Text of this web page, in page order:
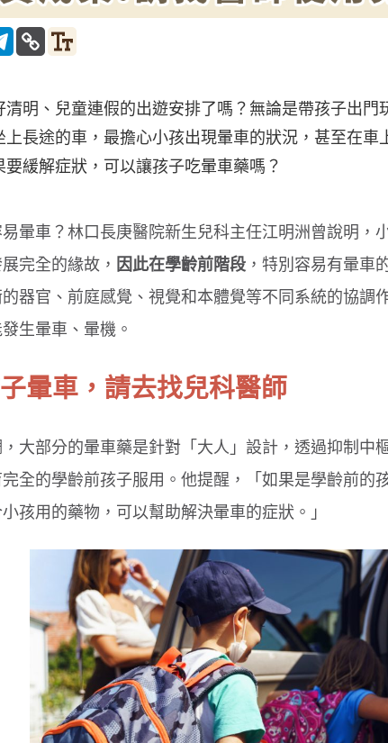
清明、兒童連假的出遊安排了嗎？無論是帶孩子出
上長途的車，最擔心小孩出現暈車的狀況，甚至在
要緩解症狀，可以讓孩子吃暈車藥嗎？
暈車？林口長庚醫院新生兒科主任江明洲曾說明，
完全的緣故， 因此在學齡前階段 ，特別容易有暈車
器官、前庭感覺、視覺和本體覺等不同系統的協調
生暈車、暈機。
暈車，請去找兒科醫師
大部分的暈車藥是針對「大人」設計，透過抑制中
全的學齡前孩子服用。他提醒，「如果是學齡前的
孩用的藥物，可以幫助解決暈車的症狀。」